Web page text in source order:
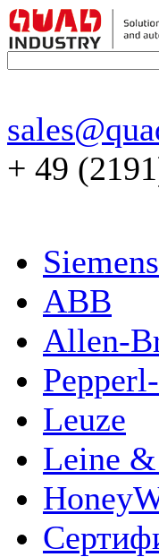
+ 49
Siemens
ABB
Allen-
Leuze
Leine